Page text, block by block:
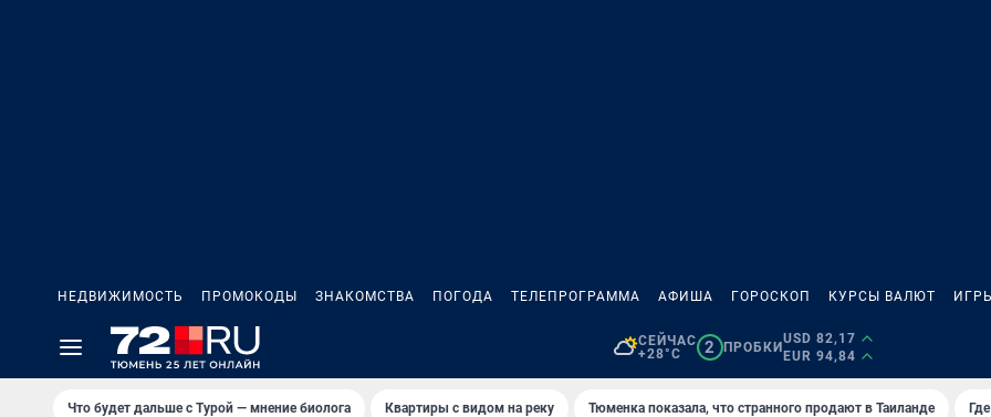
НЕДВИЖИМОСТЬ ПРОМОКОДЫ ЗНАКОМСТВА ПОГОДА ТЕЛЕПРОГРАММА АФИША ГОРОСКОП КУРСЫ ВАЛЮТ
СЕЙЧАС
+28°C
2 ПРОБКИ
USD 82,17
EUR 94,84
Что будет дальше с Турой — мнение биолога Квартиры с видом на реку Тюменка показала, что странного продают в Таиланде